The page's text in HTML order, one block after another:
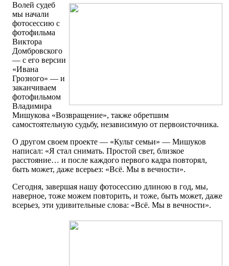
Волей судеб
мы начали
фотосессию с
фотофильма
Виктора
Домбровского
— с его версии
«Ивана
Грозного» — и
заканчиваем
фотофильмом
Владимира
Мишукова «Возвращение», также обретшим
самостоятельную судьбу, независимую от первоисточника.
О другом своем проекте — «Культ семьи» — Мишуков
написал: «Я стал снимать. Простой свет, близкое
расстояние… и после каждого первого кадра повторял,
быть может, даже всерьез: «Всё. Мы в вечности».
Сегодня, завершая нашу фотосессию длиною в год, мы,
наверное, тоже можем повторить, и тоже, быть может, даже
всерьез, эти удивительные слова: «Всё. Мы в вечности».